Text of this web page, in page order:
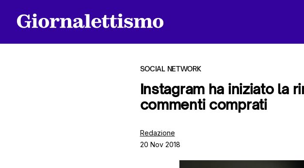
SOCIAL NETWORK
Instagram ha iniziato la
commenti comprati
Redazione
20 Nov 2018